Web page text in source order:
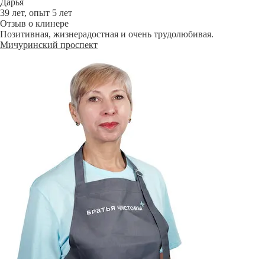
Дарья
39 лет, опыт 5 лет
Отзыв о клинере
Позитивная, жизнерадостная и очень трудолюбивая.
Мичуринский проспект